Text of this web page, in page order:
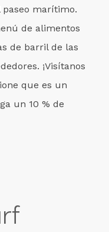
paseo marítimo.
de alimentos
de barril de las
¡Visítanos
que es un
un 10 % de